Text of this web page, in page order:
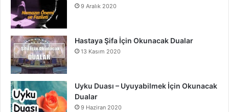
9 Aralık 2020
Hastaya Şifa İçin Okunacak Dualar
13 Kasım 2020
Uyku Duası – Uyuyabilmek İçin Okunacak
Dualar
9 Haziran 2020